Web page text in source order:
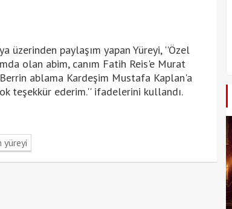
üzerinden paylaşım yapan Yüreyi, ''Özel
olan abim, canım Fatih Reis'e Murat
ablama Kardeşim Mustafa Kaplan'a
teşekkür ederim.'' ifadelerini kullandı.
yüreyi